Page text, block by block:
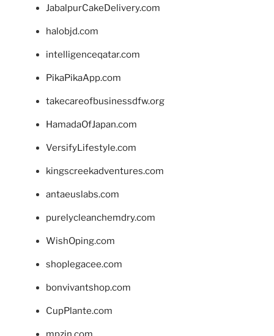
JabalpurCakeDelivery.com
halobjd.com
intelligenceqatar.com
PikaPikaApp.com
takecareofbusinessdfw.org
HamadaOfJapan.com
VersifyLifestyle.com
kingscreekadventures.com
antaeuslabs.com
purelycleanchemdry.com
WishOping.com
shoplegacee.com
bonvivantshop.com
CupPlante.com